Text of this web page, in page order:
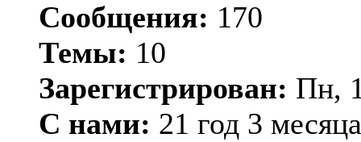
Сообщения: 170
Темы: 10
Зарегистрирован: Пн,
С нами: 21 год 3 месяца